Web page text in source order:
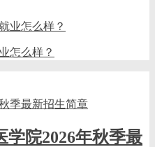
怎么样？
学院2026年秋季最